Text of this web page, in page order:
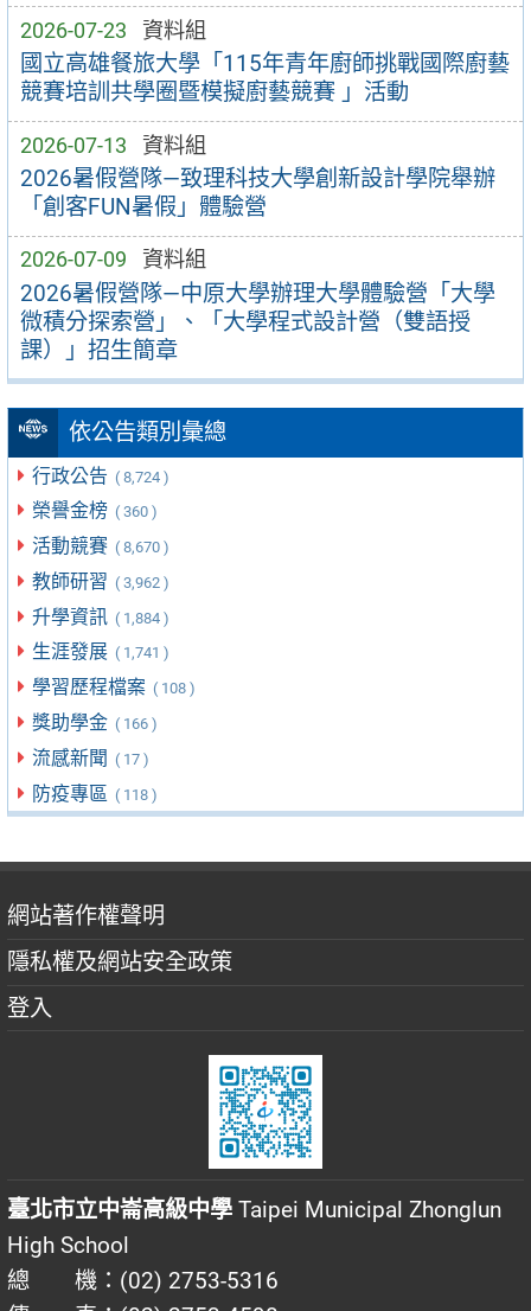
2026-07-23 資料組
國立高雄餐旅大學「115年青年廚師挑戰國際廚藝
競賽培訓共學圈暨模擬廚藝競賽 」活動
2026-07-13 資料組
2026暑假營隊—致理科技大學創新設計學院舉辦
「創客FUN暑假」體驗營
2026-07-09 資料組
2026暑假營隊—中原大學辦理大學體驗營「大學
微積分探索營」、「大學程式設計營（雙語授
課）」招生簡章
依公告類別彙總
行政公告 ( 8,724 )
榮譽金榜 ( 360 )
活動競賽 ( 8,670 )
教師研習 ( 3,962 )
升學資訊 ( 1,884 )
生涯發展 ( 1,741 )
學習歷程檔案 ( 108 )
獎助學金 ( 166 )
流感新聞 ( 17 )
防疫專區 ( 118 )
網站著作權聲明
隱私權及網站安全政策
登入
臺北市立中崙高級中學 Taipei Municipal Zhonglun
High School
總 機：(02) 2753-5316